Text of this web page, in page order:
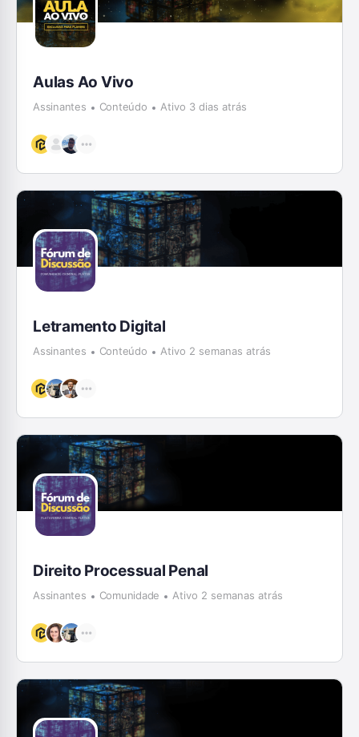
Aulas Ao Vivo
Assinantes Conteúdo Ativo 3 dias atrás
Letramento Digital
Assinantes Conteúdo Ativo 2 semanas atrás
Direito Processual Penal
Assinantes Comunidade Ativo 2 semanas atrás